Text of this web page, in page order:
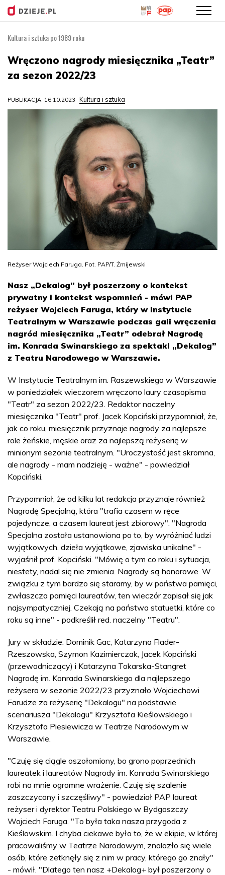
treści
Kultura i sztuka po 1989 roku
Wręczono nagrody miesięcznika „Teatr”
za sezon 2022/23
PUBLIKACJA: 16.10.2023 Kultura i sztuka
Reżyser Wojciech Faruga. Fot. PAP/T. Żmijewski
Nasz „Dekalog” był poszerzony o kontekst
prywatny i kontekst wspomnień - mówi PAP
reżyser Wojciech Faruga, który w Instytucie
Teatralnym w Warszawie podczas gali wręczenia
nagród miesięcznika „Teatr” odebrał Nagrodę
im. Konrada Swinarskiego za spektakl „Dekalog”
z Teatru Narodowego w Warszawie.
W Instytucie Teatralnym im. Raszewskiego w Warszawie
w poniedziałek wieczorem wręczono laury czasopisma
"Teatr" za sezon 2022/23. Redaktor naczelny
miesięcznika "Teatr" prof. Jacek Kopciński przypomniał, że,
jak co roku, miesięcznik przyznaje nagrody za najlepsze
role żeńskie, męskie oraz za najlepszą reżyserię w
minionym sezonie teatralnym. "Uroczystość jest skromna,
ale nagrody - mam nadzieję - ważne" - powiedział
Kopciński.
Przypomniał, że od kilku lat redakcja przyznaje również
Nagrodę Specjalną, która "trafia czasem w ręce
pojedyncze, a czasem laureat jest zbiorowy". "Nagroda
Specjalna została ustanowiona po to, by wyróżniać ludzi
wyjątkowych, dzieła wyjątkowe, zjawiska unikalne" -
wyjaśnił prof. Kopciński. "Mówię o tym co roku i sytuacja,
niestety, nadal się nie zmienia. Nagrody są honorowe. W
związku z tym bardzo się staramy, by w państwa pamięci,
zwłaszcza pamięci laureatów, ten wieczór zapisał się jak
najsympatyczniej. Czekają na państwa statuetki, które co
roku są inne" - podkreślił red. naczelny "Teatru".
Jury w składzie: Dominik Gac, Katarzyna Flader-
Rzeszowska, Szymon Kazimierczak, Jacek Kopciński
(przewodniczący) i Katarzyna Tokarska-Stangret
Nagrodę im. Konrada Swinarskiego dla najlepszego
reżysera w sezonie 2022/23 przyznało Wojciechowi
Farudze za reżyserię "Dekalogu" na podstawie
scenariusza "Dekalogu" Krzysztofa Kieślowskiego i
Krzysztofa Piesiewicza w Teatrze Narodowym w
Warszawie.
"Czuję się ciągle oszołomiony, bo grono poprzednich
laureatek i laureatów Nagrody im. Konrada Swinarskiego
robi na mnie ogromne wrażenie. Czuję się szalenie
zaszczycony i szczęśliwy" - powiedział PAP laureat
reżyser i dyrektor Teatru Polskiego w Bydgoszczy
Wojciech Faruga. "To była taka nasza przygoda z
Kieślowskim. I chyba ciekawe było to, że w ekipie, w której
pracowaliśmy w Teatrze Narodowym, znalazło się wiele
osób, które zetknęły się z nim w pracy, którego go znały"
- mówił. "Dlatego ten nasz +Dekalog+ był poszerzony o